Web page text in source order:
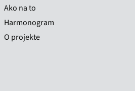
Ako na to
Harmonogram
O projekte